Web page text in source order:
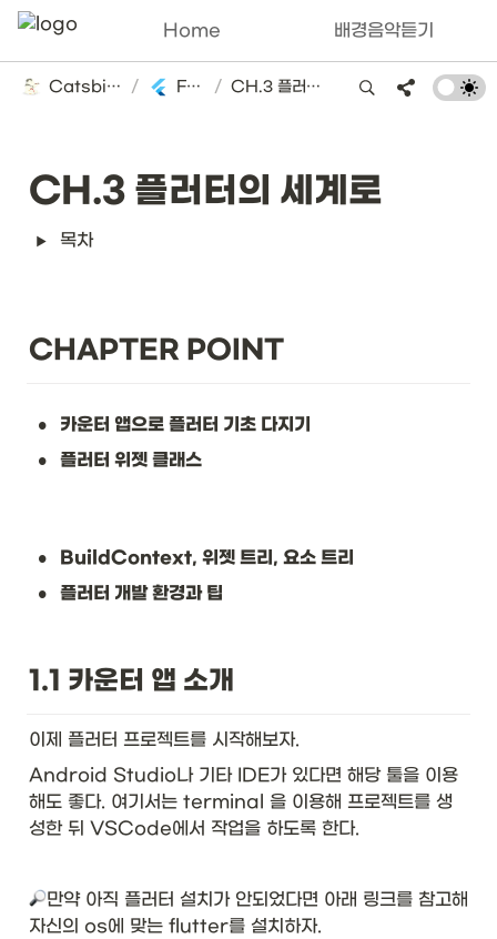
Home 배경음악듣기
Catsbi's DLog / Flutter / CH.3 플러터의 세계로
CH.3 플러터의 세계로
목차
CHAPTER POINT
• 카운터 앱으로 플러터 기초 다지기
• 플러터 위젯 클래스
• BuildContext, 위젯 트리, 요소 트리
• 플러터 개발 환경과 팁
1.1 카운터 앱 소개
이제 플러터 프로젝트를 시작해보자.
Android Studio나 기타 IDE가 있다면 해당 툴을 이용
해도 좋다. 여기서는 terminal 을 이용해 프로젝트를 생
성한 뒤 VSCode에서 작업을 하도록 한다.
만약 아직 플러터 설치가 안되었다면 아래 링크를 참고해
자신의 os에 맞는 flutter를 설치하자.